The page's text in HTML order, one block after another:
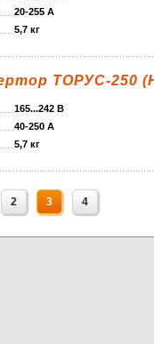
20-255 А
5,7 кг
ТОРУС-250
165...242 В
40-250 А
5,7 кг
2 3 4